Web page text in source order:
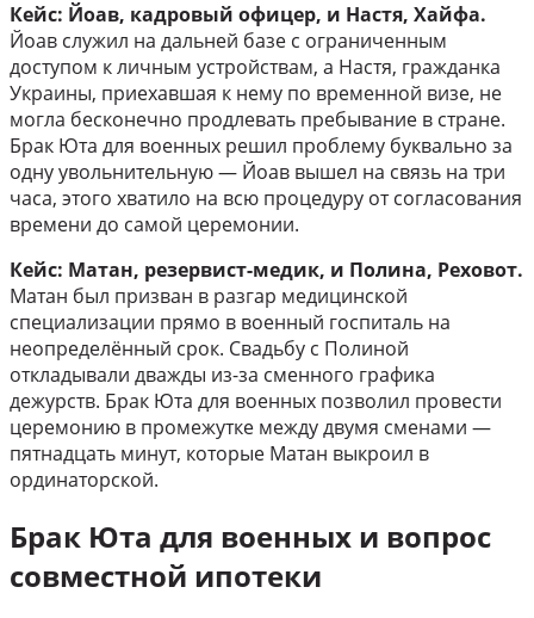
Кейс: Йоав, кадровый офицер, и Настя, Хайфа.
Йоав служил на дальней базе с ограниченным
доступом к личным устройствам, а Настя, гражданка
Украины, приехавшая к нему по временной визе, не
могла бесконечно продлевать пребывание в стране.
Брак Юта для военных решил проблему буквально за
одну увольнительную — Йоав вышел на связь на три
часа, этого хватило на всю процедуру от согласования
времени до самой церемонии.
Кейс: Матан, резервист-медик, и Полина, Реховот.
Матан был призван в разгар медицинской
специализации прямо в военный госпиталь на
неопределённый срок. Свадьбу с Полиной
откладывали дважды из-за сменного графика
дежурств. Брак Юта для военных позволил провести
церемонию в промежутке между двумя сменами —
пятнадцать минут, которые Матан выкроил в
ординаторской.
Брак Юта для военных и вопрос
совместной ипотеки